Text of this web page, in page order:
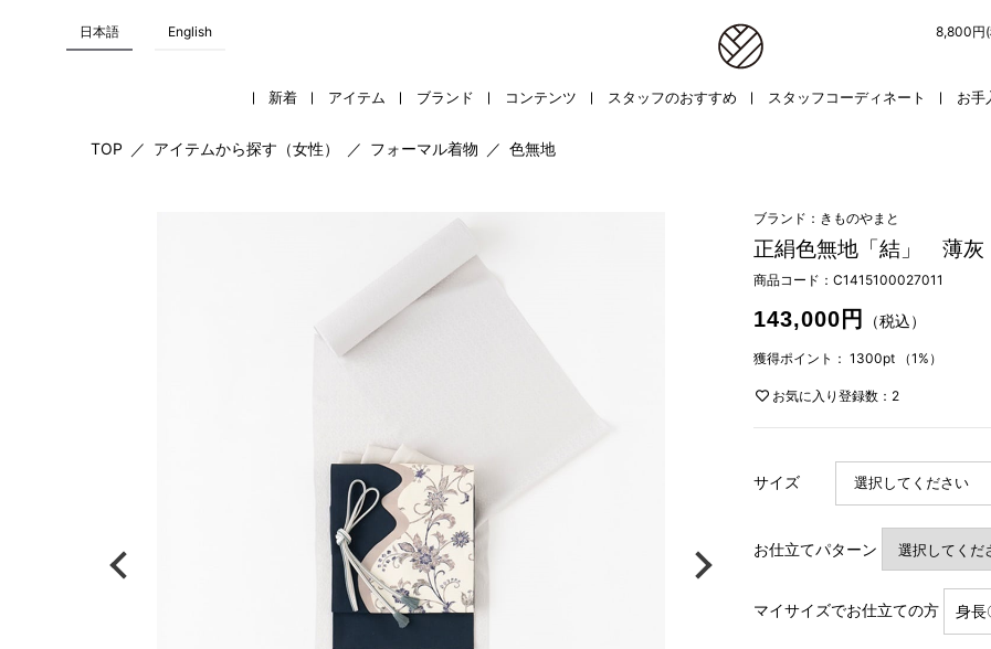
日本語 English 8,800円
新着 アイテム ブランド コンテンツ スタッフのおすすめ スタッフコーディネート お手
TOP ／ アイテムから探す（女性） ／ フォーマル着物 ／ 色無地
ブランド：きものやまと
正絹色無地「結」 薄灰
商品コード： C1415100027011
143,000円 （税込）
獲得ポイント： 1300pt （1%）
お気に入り登録数：2
サイズ
お仕立てパターン
マイサイズでお仕立ての方